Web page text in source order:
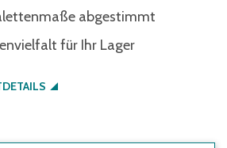
abgestimmt
für Ihr Lager